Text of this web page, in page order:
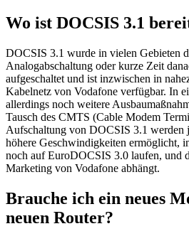
Wo ist DOCSIS 3.1
DOCSIS 3.1 wurde in vielen Gebieten
Analogabschaltung oder kurze Zeit
aufgeschaltet und ist inzwischen in
Kabelnetz von Vodafone verfügbar. In
allerdings noch weitere
Tausch des CMTS (Cable Modem
Aufschaltung von DOCSIS 3.1 werden
höhere Geschwindigkeiten ermöglicht,
noch auf EuroDOCSIS 3.0 laufen, und
Marketing von Vodafone abhängt.
Brauche ich ein neues
neuen Router?